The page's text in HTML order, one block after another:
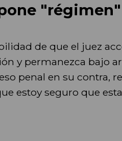
de que el juez
y permanezca bajo
penal en su contra,
estoy seguro que